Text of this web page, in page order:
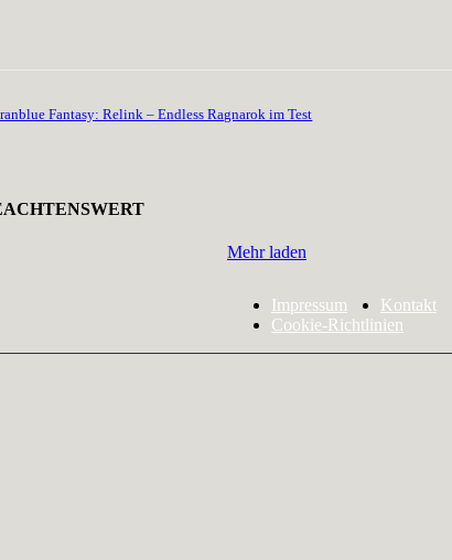
Fantasy: Relink – Endless Ragnarok im Test
Mehr laden
Impressum Kontakt
Cookie-Richtlinien